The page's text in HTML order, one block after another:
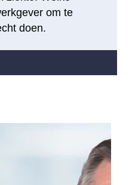
om te
doen.